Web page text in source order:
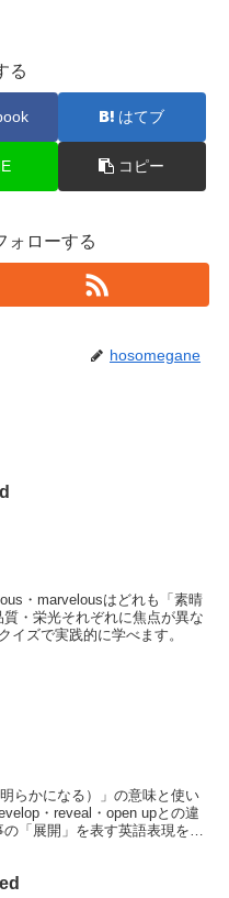
る
はてブ
コピー
ォローする
hosomegane
・marvelousはどれも「素晴
・栄光それぞれに焦点が異な
イズで実践的に学べます。
らかになる）」の意味と使い
・reveal・open upとの違
「展開」を表す英語表現を正